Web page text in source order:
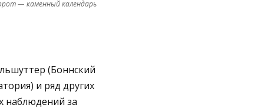
— каменный календарь
(Боннский
и ряд других
наблюдений за